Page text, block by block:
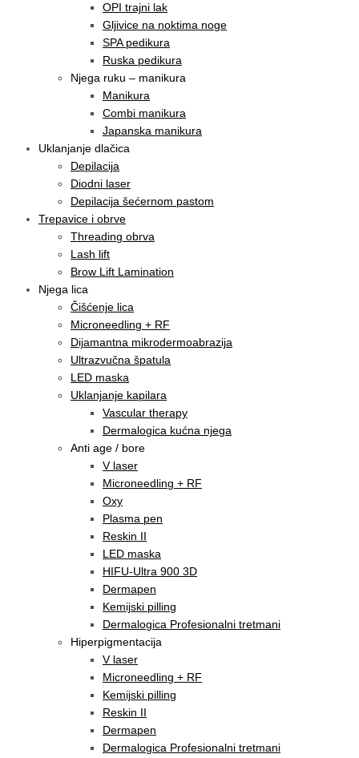
OPI trajni lak
Gljivice na noktima noge
SPA pedikura
Ruska pedikura
Njega ruku – manikura
Manikura
Combi manikura
Japanska manikura
Uklanjanje dlačica
Depilacija
Diodni laser
Depilacija šećernom pastom
Trepavice i obrve
Threading obrva
Lash lift
Brow Lift Lamination
Njega lica
Čišćenje lica
Microneedling + RF
Dijamantna mikrodermoabrazija
Ultrazvučna špatula
LED maska
Uklanjanje kapilara
Vascular therapy
Dermalogica kućna njega
Anti age / bore
V laser
Microneedling + RF
Oxy
Plasma pen
Reskin II
LED maska
HIFU-Ultra 900 3D
Dermapen
Kemijski pilling
Dermalogica Profesionalni tretmani
Hiperpigmentacija
V laser
Microneedling + RF
Kemijski pilling
Reskin II
Dermapen
Dermalogica Profesionalni tretmani